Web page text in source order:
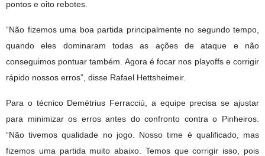
pontos e oito rebotes.
“Não fizemos uma boa partida principalmente no segundo tempo,
quando eles dominaram todas as ações de ataque e não
conseguimos pontuar também. Agora é focar nos playoffs e corrigir
rápido nossos erros”, disse Rafael Hettsheimeir.
Para o técnico Demétrius Ferracciú, a equipe precisa se ajustar
para minimizar os erros antes do confronto contra o Pinheiros.
“Não tivemos qualidade no jogo. Nosso time é qualificado, mas
fizemos uma partida muito abaixo. Temos que corrigir isso, pois